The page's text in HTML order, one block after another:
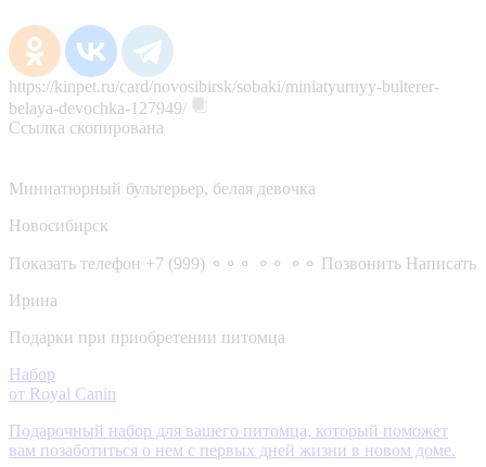
https://kinpet.ru/card/novosibirsk/sobaki/miniatyurnyy-bulterer-
belaya-devochka-127949/
Ссылка скопирована
Миниатюрный бультерьер, белая девочка
Новосибирск
Показать телефон +7 (999) ⚬⚬⚬ ⚬⚬ ⚬⚬ Позвонить Написать
Ирина
Подарки при приобретении питомца
Набор
от Royal Canin
Подарочный набор для вашего питомца, который поможет
вам позаботиться о нем с первых дней жизни в новом доме.